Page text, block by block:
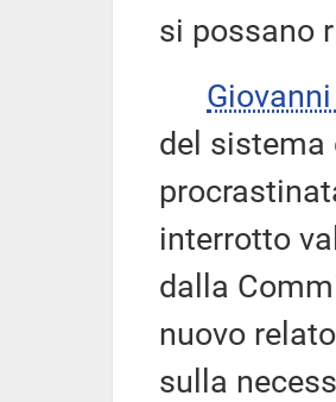
si possano
Giovanni
del sistema
interrotto
dalla
nuovo
sulla